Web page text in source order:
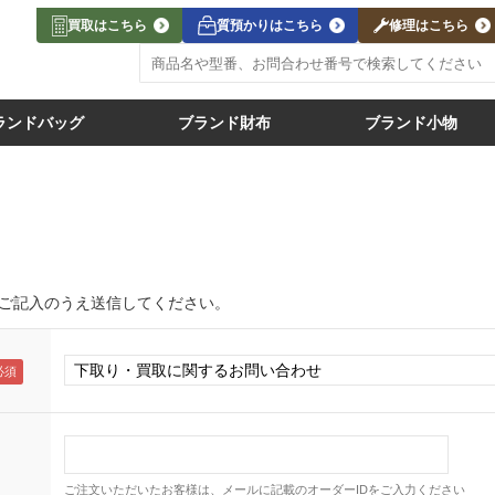
買取はこちら 質預かりはこちら 修理はこちら
ンドバッグ ブランド財布 ブランド小物
記入のうえ送信してください。
ご注文いただいたお客様は、メールに記載のオーダーIDをご入力ください